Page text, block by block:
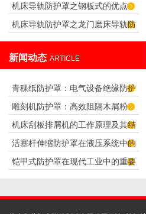
要因素
机床导轨防护罩之钢板式的优点
机床导轨防护罩之龙门磨床导轨防
新闻动态 ARTICLE
青稞纸防护罩：电气设备绝缘防护
专用方案
雕刻机防护罩：高效阻隔木屑粉
尘，守护设备精度与安全
机床刮板排屑机的工作原理及其结
构分析
活塞杆伸缩防护罩在液压系统中的
应用
铠甲式防护罩在现代工业中的重要